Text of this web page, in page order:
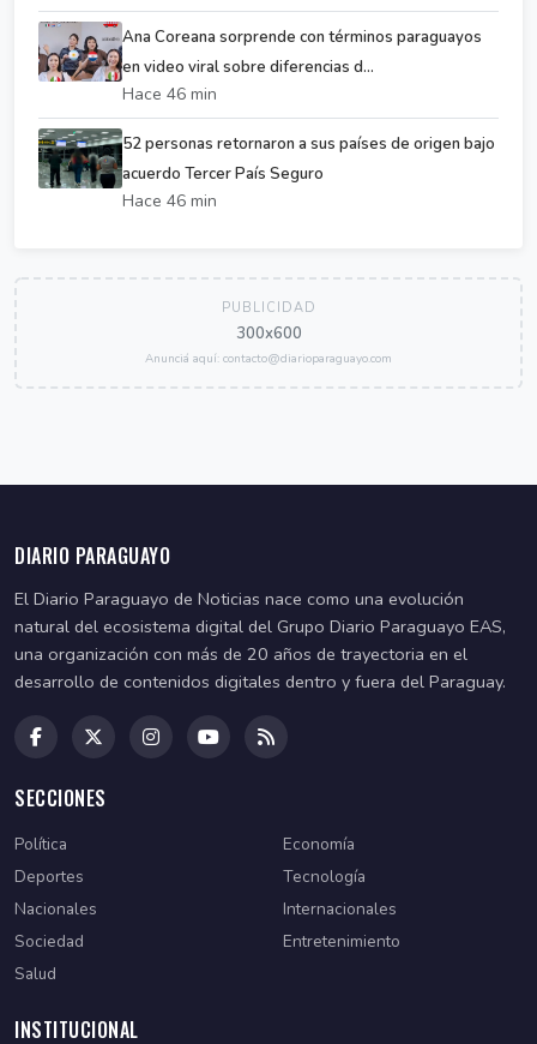
Ana Coreana sorprende con términos paraguayos
en video viral sobre diferencias d...
Hace 46 min
52 personas retornaron a sus países de origen bajo
acuerdo Tercer País Seguro
Hace 46 min
PUBLICIDAD
300x600
Anunciá aquí: contacto@diarioparaguayo.com
DIARIO PARAGUAYO
El Diario Paraguayo de Noticias nace como una evolución
natural del ecosistema digital del Grupo Diario Paraguayo EAS,
una organización con más de 20 años de trayectoria en el
desarrollo de contenidos digitales dentro y fuera del Paraguay.
SECCIONES
Política
Economía
Deportes
Tecnología
Nacionales
Internacionales
Sociedad
Entretenimiento
Salud
INSTITUCIONAL